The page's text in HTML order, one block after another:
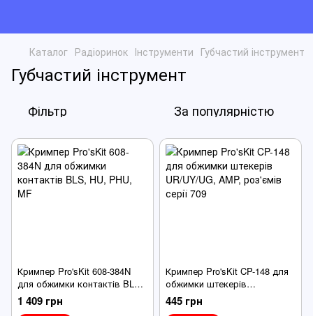
Каталог Радіоринок Інструменти Губчастий інструмент
Губчастий інструмент
Фільтр За популярністю
Кримпер Pro'sKit 608-384N
для обжимки контактів BLS,
HU, PHU, MF
1 409 грн
Кримпер Pro'sKit CP-148 для
обжимки штекерів
UR/UY/UG, AMP, роз'ємів
серії 709
445 грн